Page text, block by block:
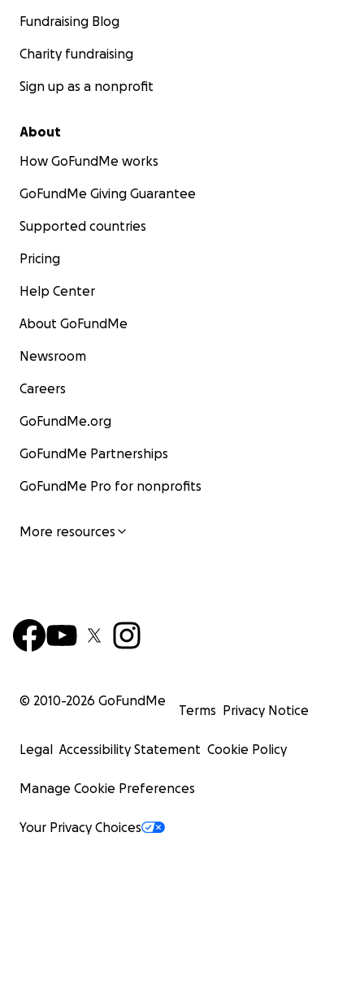
Fundraising Blog
Charity fundraising
Sign up as a nonprofit
About
How GoFundMe works
GoFundMe Giving Guarantee
Supported countries
Pricing
Help Center
About GoFundMe
Newsroom
Careers
GoFundMe.org
GoFundMe Partnerships
GoFundMe Pro for nonprofits
More resources
© 2010-2026 GoFundMe
Terms Privacy Notice
Legal Accessibility Statement Cookie Policy
Manage Cookie Preferences
Your Privacy Choices